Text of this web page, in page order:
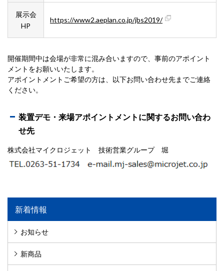
展示会
HP
https://www2.aeplan.co.jp/jbs2019/
開催期間中は会場が非常に混み合いますので、事前のアポイント
メントをお願いいたします。
アポイントメントご希望の方は、以下お問い合わせ先までご連絡
ください。
装置デモ・来場アポイントメントに関するお問い合わ
せ先
株式会社マイクロジェット 技術営業グループ 堀
新着情報
お知らせ
新商品